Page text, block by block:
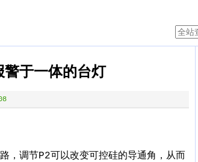
于一体的台灯
，调节P2可以改变可控硅的导通角，从而